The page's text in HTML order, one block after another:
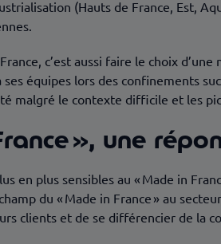
(Hauts de France, Est,
c’est aussi faire le choix
ses équipes lors des confinements
malgré le contexte difficile et les
», une
en plus sensibles au « Made in
du « Made in France » au
clients et de se différencier de la